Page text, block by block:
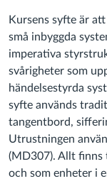
Kursens syfte är
små inbyggda
imperativa
svårigheter som
händelsestyrda
syfte används
tangentbord,
Utrustningen
(MD307). Allt finns
och som enheter i